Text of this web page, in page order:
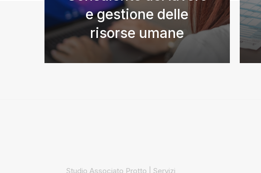
e gestione delle
risorse umane
Studio Associato Protto | Servizi